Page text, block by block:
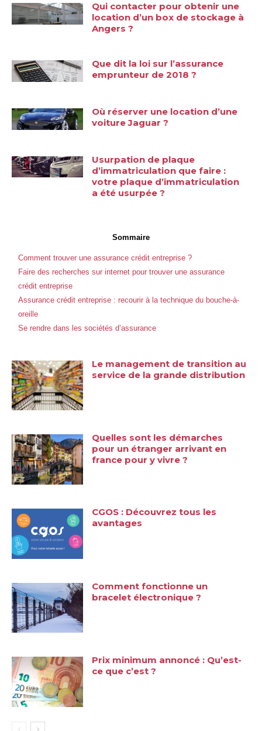
Qui contacter pour obtenir une
location d’un box de stockage à
Angers ?
Que dit la loi sur l’assurance
emprunteur de 2018 ?
Où réserver une location d’une
voiture Jaguar ?
Usurpation de plaque
d’immatriculation que faire :
votre plaque d’immatriculation
a été usurpée ?
Sommaire
Comment trouver une assurance crédit entreprise ?
Faire des recherches sur internet pour trouver une assurance
crédit entreprise
Assurance crédit entreprise : recourir à la technique du bouche-à-
oreille
Se rendre dans les sociétés d’assurance
Le management de transition au
service de la grande distribution
Quelles sont les démarches
pour un étranger arrivant en
france pour y vivre ?
CGOS : Découvrez tous les
avantages
Comment fonctionne un
bracelet électronique ?
Prix minimum annoncé : Qu’est-
ce que c’est ?